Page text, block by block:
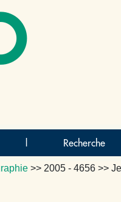
Recherche
>> 2005 - 4656 >>